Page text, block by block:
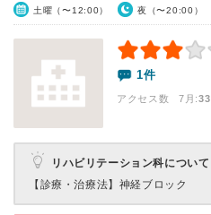
土曜（〜12:00） 夜（〜20:00）
1件
アクセス数 7月:33
リハビリテーション科について
【診療・治療法】 神経ブロック